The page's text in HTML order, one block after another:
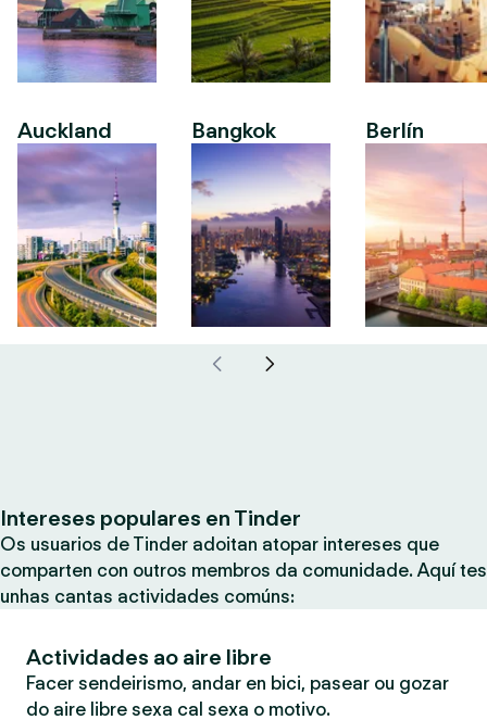
Auckland Bangkok Berlín
Intereses populares en Tinder
Os usuarios de Tinder adoitan atopar intereses que
comparten con outros membros da comunidade. Aquí tes
unhas cantas actividades comúns:
Actividades ao aire libre
Facer sendeirismo, andar en bici, pasear ou gozar
do aire libre sexa cal sexa o motivo.